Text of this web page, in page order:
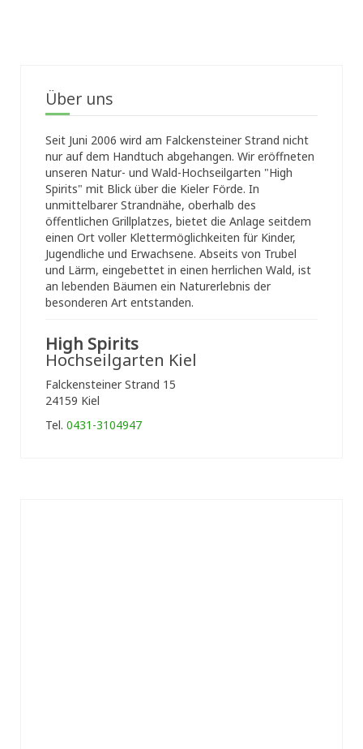
Über uns
Seit Juni 2006 wird am Falckensteiner Strand nicht
nur auf dem Handtuch abgehangen. Wir eröffneten
unseren Natur- und Wald-Hochseilgarten "High
Spirits" mit Blick über die Kieler Förde. In
unmittelbarer Strandnähe, oberhalb des
öffentlichen Grillplatzes, bietet die Anlage seitdem
einen Ort voller Klettermöglichkeiten für Kinder,
Jugendliche und Erwachsene. Abseits von Trubel
und Lärm, eingebettet in einen herrlichen Wald, ist
an lebenden Bäumen ein Naturerlebnis der
besonderen Art entstanden.
High Spirits
Hochseilgarten Kiel
Falckensteiner Strand 15
24159 Kiel
Tel. 0431-3104947